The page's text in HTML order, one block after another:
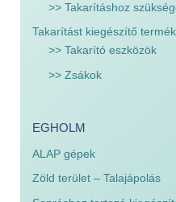
>> Takarításhoz
Takarítást kiegészítő
>> Takarító eszközök
>> Zsákok
EGHOLM
ALAP gépek
Zöld terület – Talajápolás